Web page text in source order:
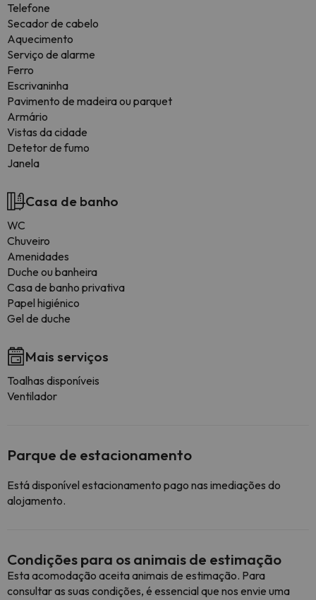
Telefone
Secador de cabelo
Aquecimento
Serviço de alarme
Ferro
Escrivaninha
Pavimento de madeira ou parquet
Armário
Vistas da cidade
Detetor de fumo
Janela
Casa de banho
WC
Chuveiro
Amenidades
Duche ou banheira
Casa de banho privativa
Papel higiénico
Gel de duche
Mais serviços
Toalhas disponíveis
Ventilador
Parque de estacionamento
Está disponível estacionamento pago nas imediações do
alojamento.
Condições para os animais de estimação
Esta acomodação aceita animais de estimação. Para
consultar as suas condições, é essencial que nos envie uma